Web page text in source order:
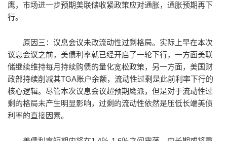
鹰，市场进一步预期美联储收紧政策应对通胀，通胀预期再下
行。
原因三：议息会议未改流动性过剩格局。实际上早在本次
议息会议之前，美债利率就已经开启了一轮下行，一方面美联
储继续维持每月持续购债的量化宽松政策，另一方面，美国财
政部持续削减其TGA账户余额，流动性过剩是此前利率下行的
核心逻辑。尽管本次议息会议超预期鹰派，但是对于流动性过
剩的格局未产生明显影响，过剩的流动性依然是压低长端美债
利率的直接因素。